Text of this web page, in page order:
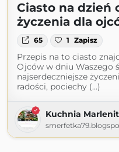
Ciasto na dzień
życzenia dla
65 1 Zapisz
Przepis na to ciasto
Ojców w dniu Waszego
najserdeczniejsze
radości, pociechy (...)
Kuchnia